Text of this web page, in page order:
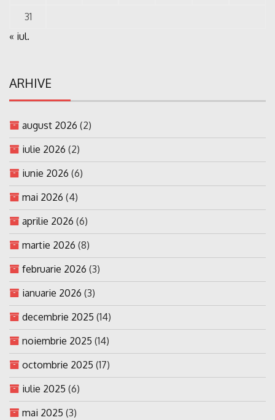
31
« iul.
ARHIVE
august 2026 (2)
iulie 2026 (2)
iunie 2026 (6)
mai 2026 (4)
aprilie 2026 (6)
martie 2026 (8)
februarie 2026 (3)
ianuarie 2026 (3)
decembrie 2025 (14)
noiembrie 2025 (14)
octombrie 2025 (17)
iulie 2025 (6)
mai 2025 (3)